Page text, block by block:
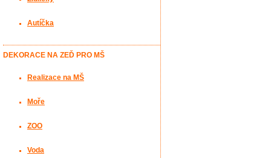
Autíčka
DEKORACE NA ZEĎ PRO MŠ
Realizace na MŠ
Moře
ZOO
Voda